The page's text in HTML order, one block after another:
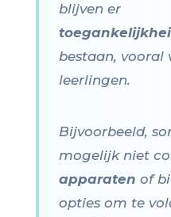
blijven er
bestaan, vooral
leerlingen.
Bijvoorbeeld,
mogelijk niet
apparaten of
opties om te